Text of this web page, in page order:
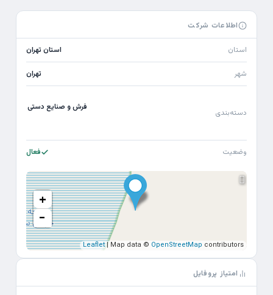
اطلاعات شرکت
استان استان تهران
شهر تهران
دسته‌بندی
فرش و صنایع دستی
وضعیت فعال
+
−
Leaflet| Map data © OpenStreetMap contributors
امتیاز پروفایل